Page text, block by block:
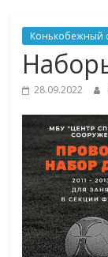
Конькобежный
28.09.2022